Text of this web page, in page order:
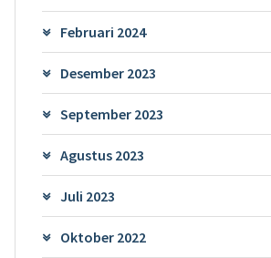
Februari 2024
Desember 2023
September 2023
Agustus 2023
Juli 2023
Oktober 2022